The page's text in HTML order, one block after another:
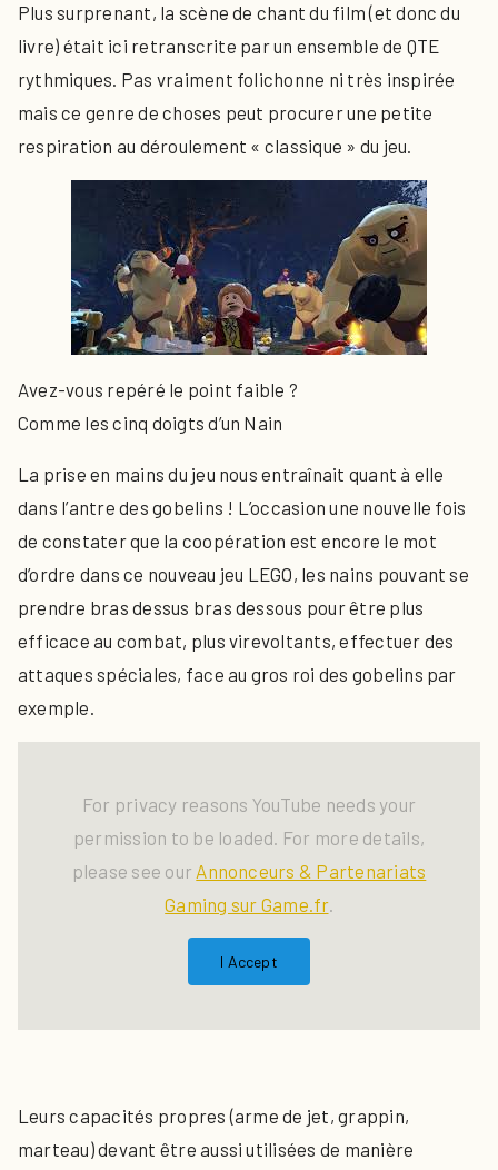
Plus surprenant, la scène de chant du film (et donc du
livre) était ici retranscrite par un ensemble de QTE
rythmiques. Pas vraiment folichonne ni très inspirée
mais ce genre de choses peut procurer une petite
respiration au déroulement « classique » du jeu.
Avez-vous repéré le point faible ?
Comme les cinq doigts d’un Nain
La prise en mains du jeu nous entraînait quant à elle
dans l’antre des gobelins ! L’occasion une nouvelle fois
de constater que la coopération est encore le mot
d’ordre dans ce nouveau jeu LEGO, les nains pouvant se
prendre bras dessus bras dessous pour être plus
efficace au combat, plus virevoltants, effectuer des
attaques spéciales, face au gros roi des gobelins par
exemple.
For privacy reasons YouTube needs your
permission to be loaded. For more details,
please see our Annonceurs & Partenariats
Gaming sur Game.fr.
I Accept
Leurs capacités propres (arme de jet, grappin,
marteau) devant être aussi utilisées de manière